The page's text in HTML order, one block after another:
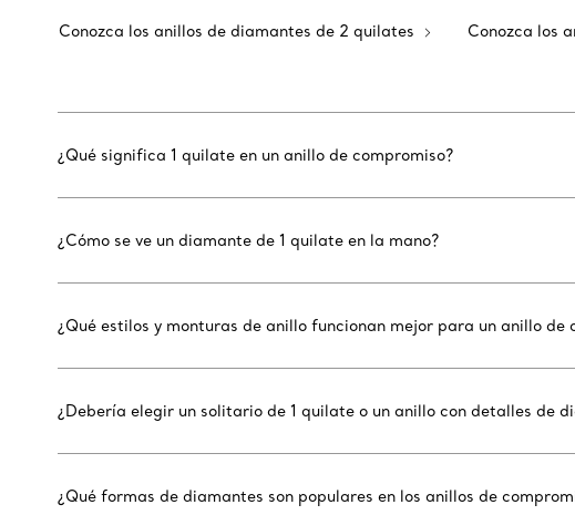
Conozca los anillos de diamantes de 2 quilates Conozca los
¿Qué significa 1 quilate en un anillo de compromiso?
¿Cómo se ve un diamante de 1 quilate en la mano?
¿Qué estilos y monturas de anillo funcionan mejor para un anillo de
¿Debería elegir un solitario de 1 quilate o un anillo con detalles de
¿Qué formas de diamantes son populares en los anillos de